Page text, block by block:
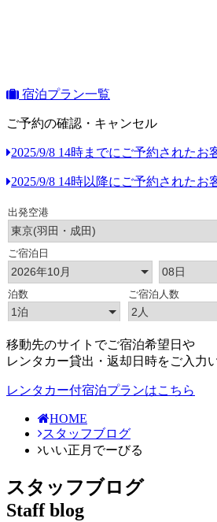
宿泊プラン一覧
ご予約の確認・キャンセル
2025/9/8 14時までにご予約されたお
2025/9/8 14時以降にご予約されたお
移動先のサイトでご宿泊希望日や
レンタカー貸出・返却日時をご入力
レンタカー付宿泊プランはこちら
HOME
スタッフブログ
いい正月でーびる
スタッフブログ
Staff blog